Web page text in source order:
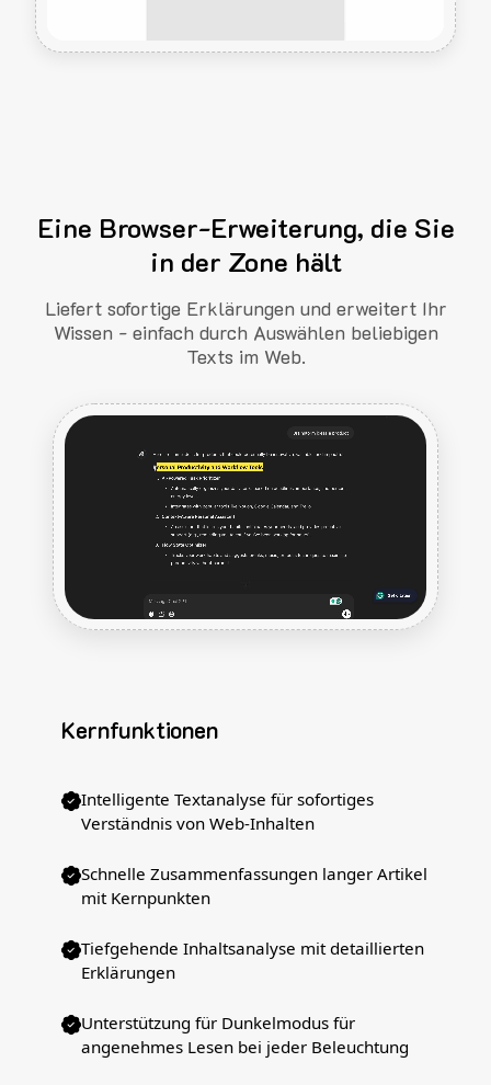
Eine Browser-Erweiterung, die Sie
in der Zone hält
Liefert sofortige Erklärungen und erweitert Ihr
Wissen - einfach durch Auswählen beliebigen
Texts im Web.
Kernfunktionen
Intelligente Textanalyse für sofortiges
Verständnis von Web-Inhalten
Schnelle Zusammenfassungen langer Artikel
mit Kernpunkten
Tiefgehende Inhaltsanalyse mit detaillierten
Erklärungen
Unterstützung für Dunkelmodus für
angenehmes Lesen bei jeder Beleuchtung